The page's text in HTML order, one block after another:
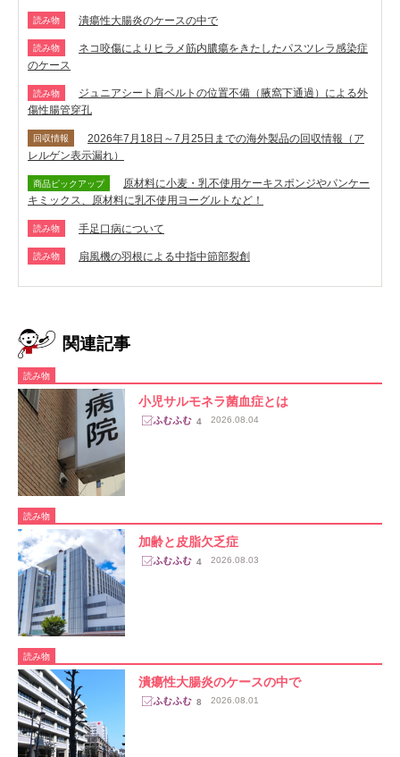
読み物 潰瘍性大腸炎のケースの中で
読み物
ネコ咬傷によりヒラメ筋内膿瘍をきたしたパスツレラ感染症
のケース
読み物
ジュニアシート肩ベルトの位置不備（腋窩下通過）による外
傷性腸管穿孔
回収情報
2026年7月18日～7月25日までの海外製品の回収情報（ア
レルゲン表示漏れ）
商品ピックアップ
原材料に小麦・乳不使用ケーキスポンジやパンケー
キミックス、原材料に乳不使用ヨーグルトなど！
読み物 手足口病について
読み物 扇風機の羽根による中指中節部裂創
関連記事
読み物
小児サルモネラ菌血症とは
4 2026.08.04
読み物
加齢と皮脂欠乏症
4 2026.08.03
読み物
潰瘍性大腸炎のケースの中で
8 2026.08.01